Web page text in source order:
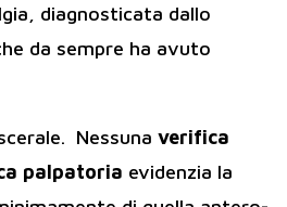
diagnosticata dallo
da sempre ha avuto
Nessuna verifica
palpatoria evidenzia la